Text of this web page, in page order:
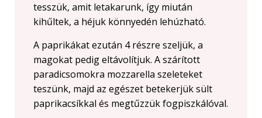
tesszük, amit letakarunk, így miután
kihűltek, a héjuk könnyedén lehúzható.
A paprikákat ezután 4 részre szeljük, a
magokat pedig eltávolítjuk. A szárított
paradicsomokra mozzarella szeleteket
teszünk, majd az egészet betekerjük sült
paprikacsíkkal és megtűzzük fogpiszkálóval.